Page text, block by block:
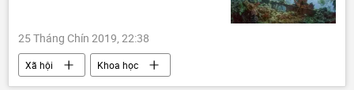
25 Tháng Chín 2019, 22:38
Xã hội Khoa học